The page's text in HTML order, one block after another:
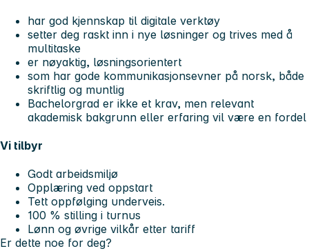
har god kjennskap til digitale verktøy
setter deg raskt inn i nye løsninger og trives med å
multitaske
er nøyaktig, løsningsorientert
som har gode kommunikasjonsevner på norsk, både
skriftlig og muntlig
Bachelorgrad er ikke et krav, men relevant
akademisk bakgrunn eller erfaring vil være en fordel
Vi tilbyr
Godt arbeidsmiljø
Opplæring ved oppstart
Tett oppfølging underveis.
100 % stilling i turnus
Lønn og øvrige vilkår etter tariff
Er dette noe for deg?